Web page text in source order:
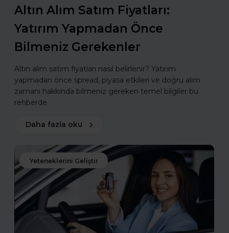
Altın Alım Satım Fiyatları:
Yatırım Yapmadan Önce
Bilmeniz Gerekenler
Altın alım satım fiyatları nasıl belirlenir? Yatırım
yapmadan önce spread, piyasa etkileri ve doğru alım
zamanı hakkında bilmeniz gereken temel bilgiler bu
rehberde.
Daha fazla oku
Yeteneklerini Geliştir